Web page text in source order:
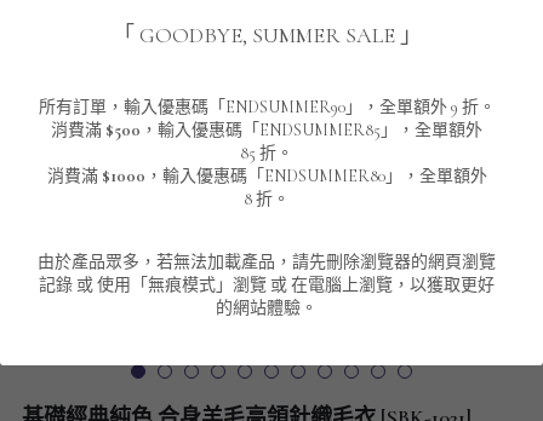
重磅純色長袖 T-SHIRT 系列
重磅純色短袖 T-SHIRT 系列
重磅純色 衛衣 系列
男裝恤衫
長袖恤衫
男裝 T-Shirt
長袖 T-SHIRT
短袖 POLO T-Shirt
針織外套
棒球外套
男裝衛衣
連帽衛衣
長褲
頸鏈及鏈墜
包袋
About Us
搜索
圓領衛衣
連帽衛衣
針織外套
男裝毛衣
「 GOODBYE, SUMMER SALE 」
所有訂單，輸入優惠碼「ENDSUMMER90」，全單額外 9 折。
消費滿 $500 ，輸入優惠碼「ENDSUMMER85」，全單額外
85 折。
消費滿 $1000 ，輸入優惠碼「ENDSUMMER80」，全單額外
8 折。
由於產品眾多，若無法加載產品，請先刪除瀏覽器的網頁瀏覽
記錄 或 使用「無痕模式」瀏覽 或 在電腦上瀏覽，以獲取更好
的網站體驗。